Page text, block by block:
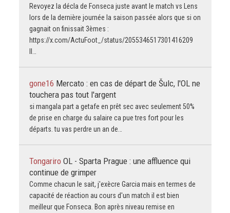
Revoyez la décla de Fonseca juste avant le match vs Lens
lors de la dernière journée la saison passée alors que si on
gagnait on finissait 3èmes :
https://x.com/ActuFoot_/status/2055346517301416209
Il…
gone16 Mercato : en cas de départ de Šulc, l'OL ne
touchera pas tout l'argent
si mangala part a getafe en prêt sec avec seulement 50%
de prise en charge du salaire ca pue tres fort pour les
départs. tu vas perdre un an de…
Tongariro OL - Sparta Prague : une affluence qui
continue de grimper
Comme chacun le sait, j'exècre Garcia mais en termes de
capacité de réaction au cours d'un match il est bien
meilleur que Fonseca. Bon après niveau remise en